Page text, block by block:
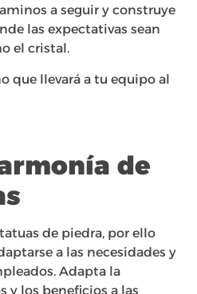
a seguir y construye
las expectativas sean
el cristal.
que llevará a tu equipo al
de
de piedra, por ello
a las necesidades y
Adapta la
y los beneficios a las